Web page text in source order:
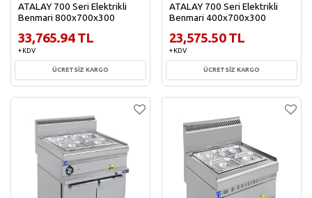
ATALAY 700 Seri Elektrikli
Benmari 800x700x300
33,765.94 TL
+ KDV
ÜCRETSİZ KARGO
Sepete Ekle
ATALAY 700 Seri Elektrikli
Benmari 400x700x300
23,575.50 TL
+ KDV
ÜCRETSİZ KARGO
Sepete Ekle